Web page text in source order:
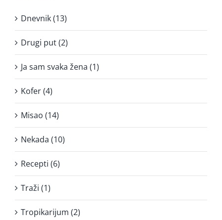
Dnevnik (13)
Drugi put (2)
Ja sam svaka žena (1)
Kofer (4)
Misao (14)
Nekada (10)
Recepti (6)
Traži (1)
Tropikarijum (2)